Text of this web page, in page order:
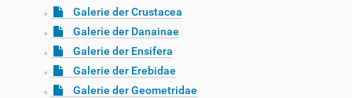
Galerie der Crustacea
Galerie der Danainae
Galerie der Ensifera
Galerie der Erebidae
Galerie der Geometridae